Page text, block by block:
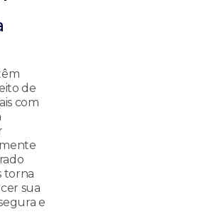
de
com
torna
sua
e